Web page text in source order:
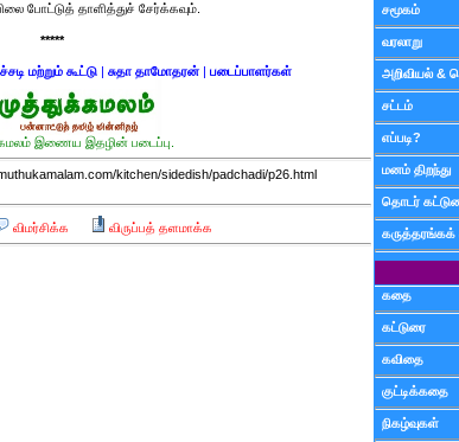
போட்டுத் தாளித்துச் சேர்க்கவும்.
*****
மற்றும் கூட்டு| சுதா தாமோதரன்| படைப்பாளர்கள்
இணைய இதழின் படைப்பு.
kitchen/sidedish/padchadi/p26.html
விமர்சிக்க விருப்பத் தளமாக்க
சமூகம்
வரலாறு
அறிவியல் &
சட்டம்
எப்படி?
மனம் திறந்து
தொடர்
கருத்தரங்கக்
கதை
கட்டுரை
கவிதை
குட்டிக்கதை
நிகழ்வுகள்